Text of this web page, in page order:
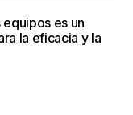
es un
la eficacia y la